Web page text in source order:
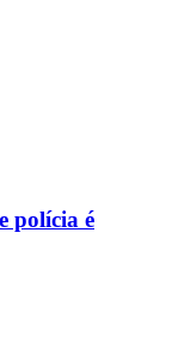
polícia é